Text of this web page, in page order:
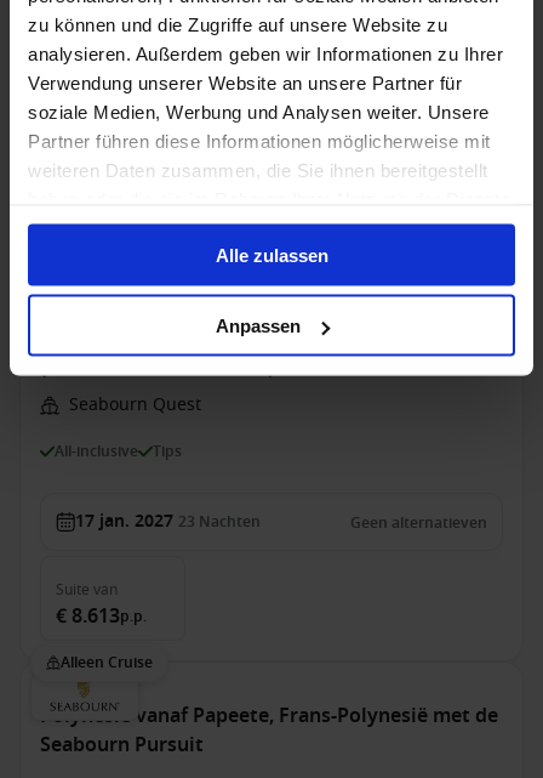
zu können und die Zugriffe auf unsere Website zu
analysieren. Außerdem geben wir Informationen zu Ihrer
Verwendung unserer Website an unsere Partner für
soziale Medien, Werbung und Analysen weiter. Unsere
Partner führen diese Informationen möglicherweise mit
weiteren Daten zusammen, die Sie ihnen bereitgestellt
gesammelt haben.
Alle zulassen
Anpassen
HAL - Vroegboekvoordelen
4 jan. 2028
Binnenhut van Buitenhut van Suite van
Polynesië vanaf Lima-Callao, Peru met de
Seabourn Quest
All-inclusive Tips
17 jan. 2027 23 Nachten Geen alternatieven
Suite van
€ 8.613p.p.
Alleen Cruise
Polynesië vanaf Papeete, Frans-Polynesië met de
Seabourn Pursuit